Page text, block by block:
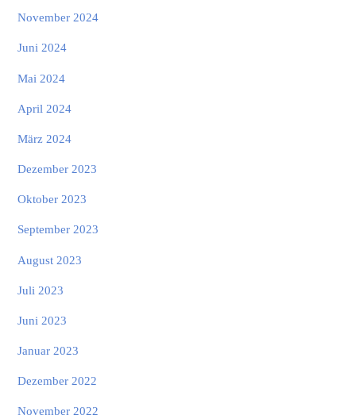
November 2024
Juni 2024
Mai 2024
April 2024
März 2024
Dezember 2023
Oktober 2023
September 2023
August 2023
Juli 2023
Juni 2023
Januar 2023
Dezember 2022
November 2022